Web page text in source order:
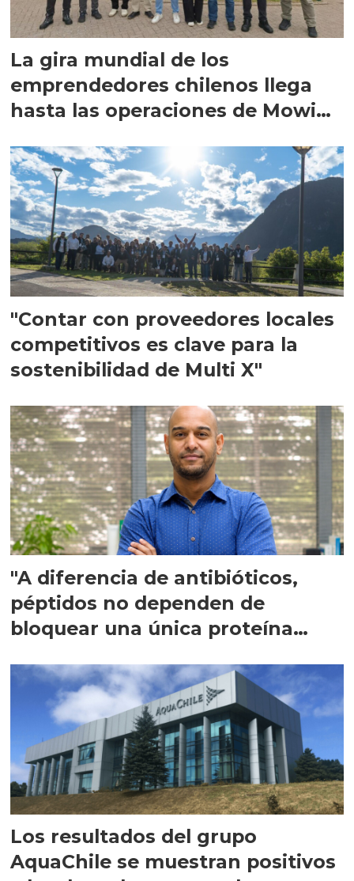
La gira mundial de los
emprendedores chilenos llega
hasta las operaciones de Mowi
"Contar con proveedores locales
competitivos es clave para la
sostenibilidad de Multi X"
"A diferencia de antibióticos,
péptidos no dependen de
bloquear una única proteína
Los resultados del grupo
AquaChile se muestran positivos